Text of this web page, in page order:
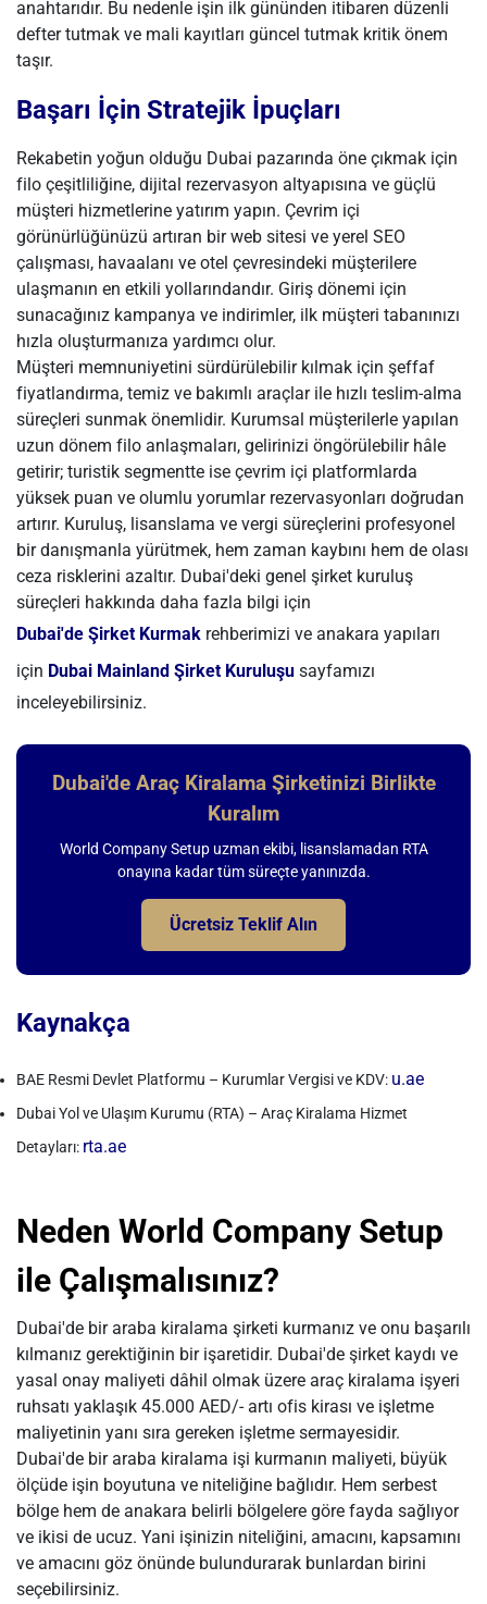
anahtarıdır. Bu nedenle işin ilk gününden itibaren düzenli
defter tutmak ve mali kayıtları güncel tutmak kritik önem
taşır.
Başarı İçin Stratejik İpuçları
Rekabetin yoğun olduğu Dubai pazarında öne çıkmak için
filo çeşitliliğine, dijital rezervasyon altyapısına ve güçlü
müşteri hizmetlerine yatırım yapın. Çevrim içi
görünürlüğünüzü artıran bir web sitesi ve yerel SEO
çalışması, havaalanı ve otel çevresindeki müşterilere
ulaşmanın en etkili yollarındandır. Giriş dönemi için
sunacağınız kampanya ve indirimler, ilk müşteri tabanınızı
hızla oluşturmanıza yardımcı olur.
Müşteri memnuniyetini sürdürülebilir kılmak için şeffaf
fiyatlandırma, temiz ve bakımlı araçlar ile hızlı teslim-alma
süreçleri sunmak önemlidir. Kurumsal müşterilerle yapılan
uzun dönem filo anlaşmaları, gelirinizi öngörülebilir hâle
getirir; turistik segmentte ise çevrim içi platformlarda
yüksek puan ve olumlu yorumlar rezervasyonları doğrudan
artırır. Kuruluş, lisanslama ve vergi süreçlerini profesyonel
bir danışmanla yürütmek, hem zaman kaybını hem de olası
ceza risklerini azaltır. Dubai'deki genel şirket kuruluş
süreçleri hakkında daha fazla bilgi için
Dubai'de Şirket Kurmak rehberimizi ve anakara yapıları
için Dubai Mainland Şirket Kuruluşu sayfamızı
inceleyebilirsiniz.
Dubai'de Araç Kiralama Şirketinizi Birlikte
Kuralım
World Company Setup uzman ekibi, lisanslamadan RTA
onayına kadar tüm süreçte yanınızda.
Ücretsiz Teklif Alın
Kaynakça
BAE Resmi Devlet Platformu – Kurumlar Vergisi ve KDV: u.ae
Dubai Yol ve Ulaşım Kurumu (RTA) – Araç Kiralama Hizmet
Detayları: rta.ae
Neden World Company Setup
ile Çalışmalısınız?
Dubai'de bir araba kiralama şirketi kurmanız ve onu başarılı
kılmanız gerektiğinin bir işaretidir. Dubai'de şirket kaydı ve
yasal onay maliyeti dâhil olmak üzere araç kiralama işyeri
ruhsatı yaklaşık 45.000 AED/- artı ofis kirası ve işletme
maliyetinin yanı sıra gereken işletme sermayesidir.
Dubai'de bir araba kiralama işi kurmanın maliyeti, büyük
ölçüde işin boyutuna ve niteliğine bağlıdır. Hem serbest
bölge hem de anakara belirli bölgelere göre fayda sağlıyor
ve ikisi de ucuz. Yani işinizin niteliğini, amacını, kapsamını
ve amacını göz önünde bulundurarak bunlardan birini
seçebilirsiniz.